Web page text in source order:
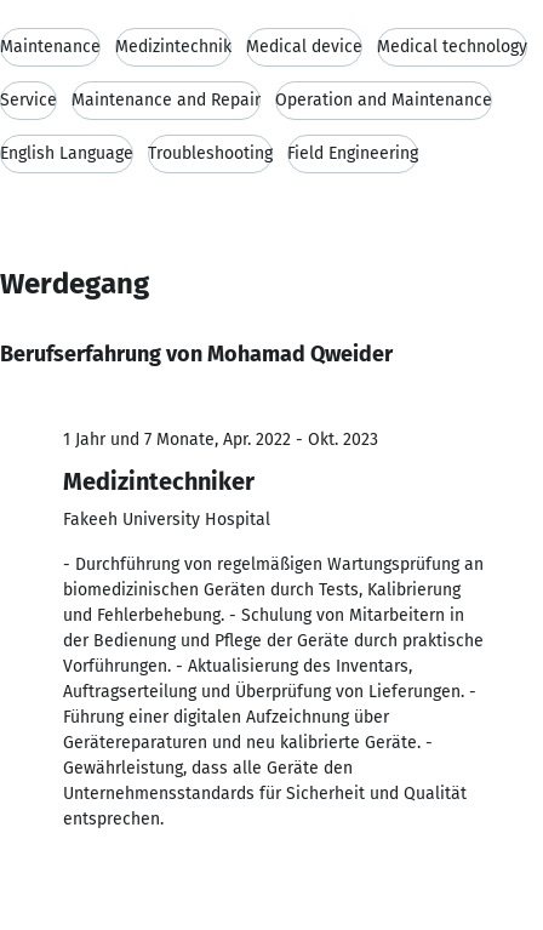
Maintenance Medizintechnik Medical device Medical technology
Service Maintenance and Repair Operation and Maintenance
English Language Troubleshooting Field Engineering
Werdegang
Berufserfahrung von Mohamad Qweider
1 Jahr und 7 Monate, Apr. 2022 - Okt. 2023
Medizintechniker
Fakeeh University Hospital
- Durchführung von regelmäßigen Wartungsprüfung an
biomedizinischen Geräten durch Tests, Kalibrierung
und Fehlerbehebung. - Schulung von Mitarbeitern in
der Bedienung und Pflege der Geräte durch praktische
Vorführungen. - Aktualisierung des Inventars,
Auftragserteilung und Überprüfung von Lieferungen. -
Führung einer digitalen Aufzeichnung über
Gerätereparaturen und neu kalibrierte Geräte. -
Gewährleistung, dass alle Geräte den
Unternehmensstandards für Sicherheit und Qualität
entsprechen.